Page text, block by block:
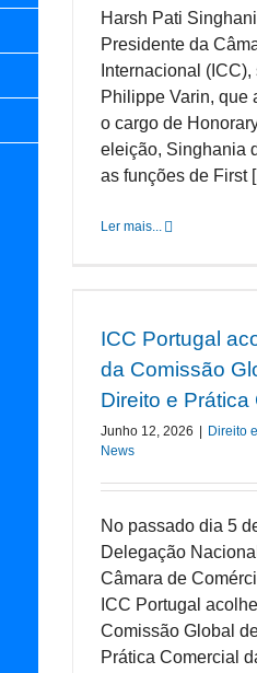
Harsh Pati
Presidente da
Internacional
Philippe Varin, que
o cargo de
eleição, Singhania
as funções de First
Ler mais...
ICC Portugal
da Comissão
Direito e Prática
Junho 12, 2026 Direito
News
No passado dia 5
Delegação
Câmara de
ICC Portugal
Comissão Global
Prática Comercial